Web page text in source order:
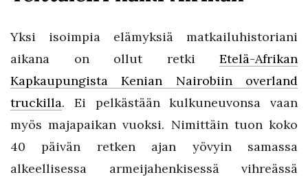
Yksi isoimpia elämyksiä matkailuhistoriani
aikana on ollut retki Etelä-Afrikan
Kapkaupungista Kenian Nairobiin overland
truckilla. Ei pelkästään kulkuneuvonsa vaan
myös majapaikan vuoksi. Nimittäin tuon koko
40 päivän retken ajan yövyin samassa
alkeellisessa armeijahenkisessä vihreässä